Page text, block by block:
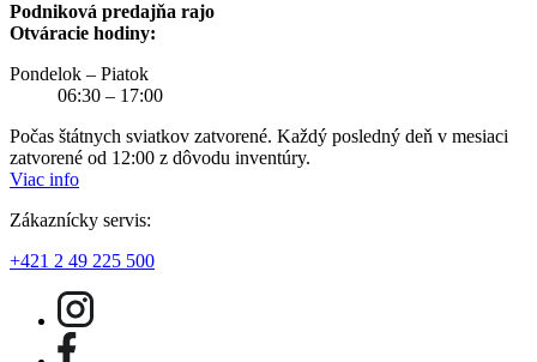
Podniková predajňa rajo
Otváracie hodiny:
Pondelok – Piatok
06:30 – 17:00
Počas štátnych sviatkov zatvorené. Každý posledný deň v mesiaci
zatvorené od 12:00 z dôvodu inventúry.
Viac info
Zákaznícky servis:
+421 2 49 225 500